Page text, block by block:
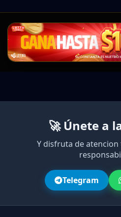
🚀 Únete a
Y disfruta de atencion
Telegram